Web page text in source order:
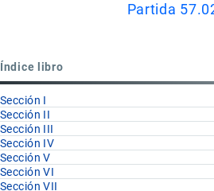
57.01
Partida
Índice libro
Sección I
Sección II
Sección III
Sección IV
Sección V
Sección VI
Sección VII